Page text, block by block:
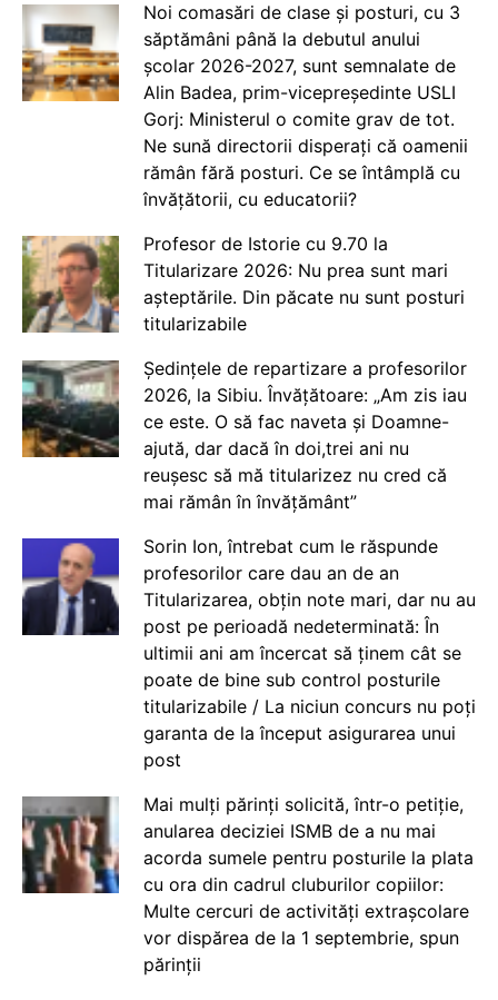
Noi comasări de clase și posturi, cu 3
săptămâni până la debutul anului
școlar 2026-2027, sunt semnalate de
Alin Badea, prim-vicepreședinte USLI
Gorj: Ministerul o comite grav de tot.
Ne sună directorii disperați că oamenii
rămân fără posturi. Ce se întâmplă cu
învățătorii, cu educatorii?
Profesor de Istorie cu 9.70 la
Titularizare 2026: Nu prea sunt mari
așteptările. Din păcate nu sunt posturi
titularizabile
Ședințele de repartizare a profesorilor
2026, la Sibiu. Învățătoare: „Am zis iau
ce este. O să fac naveta și Doamne-
ajută, dar dacă în doi,trei ani nu
reușesc să mă titularizez nu cred că
mai rămân în învățământ”
Sorin Ion, întrebat cum le răspunde
profesorilor care dau an de an
Titularizarea, obțin note mari, dar nu au
post pe perioadă nedeterminată: În
ultimii ani am încercat să ținem cât se
poate de bine sub control posturile
titularizabile / La niciun concurs nu poți
garanta de la început asigurarea unui
post
Mai mulți părinți solicită, într-o petiție,
anularea deciziei ISMB de a nu mai
acorda sumele pentru posturile la plata
cu ora din cadrul cluburilor copiilor:
Multe cercuri de activități extrașcolare
vor dispărea de la 1 septembrie, spun
părinții